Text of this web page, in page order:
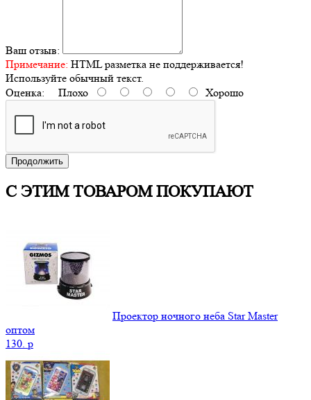
Ваш отзыв:
Примечание: HTML разметка не поддерживается!
Используйте обычный текст.
Оценка: Плохо Хорошо
Продолжить
С ЭТИМ ТОВАРОМ ПОКУПАЮТ
Проектор ночного неба Star Master
оптом
130. p